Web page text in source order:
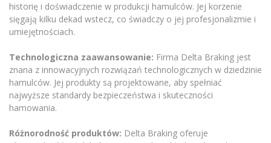
historię i doświadczenie w produkcji hamulców. Jej korzenie
sięgają kilku dekad wstecz, co świadczy o jej profesjonalizmie i
umiejętnościach.
Technologiczna zaawansowanie: Firma Delta Braking jest
znana z innowacyjnych rozwiązań technologicznych w dziedzinie
hamulców. Jej produkty są projektowane, aby spełniać
najwyższe standardy bezpieczeństwa i skuteczności
hamowania.
Różnorodność produktów: Delta Braking oferuje